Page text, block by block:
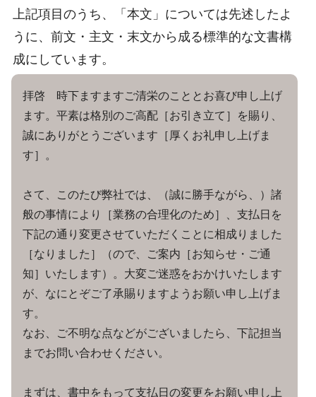
上記項目のうち、「本文」については先述したよ
うに、前文・主文・末文から成る標準的な文書構
成にしています。
拝啓 時下ますますご清栄のこととお喜び申し上げ
ます。平素は格別のご高配［お引き立て］を賜り、
誠にありがとうございます［厚くお礼申し上げま
す］。
さて、このたび弊社では、（誠に勝手ながら、）諸
般の事情により［業務の合理化のため］、支払日を
下記の通り変更させていただくことに相成りました
［なりました］（ので、ご案内［お知らせ・ご通
知］いたします）。大変ご迷惑をおかけいたします
が、なにとぞご了承賜りますようお願い申し上げま
す。
なお、ご不明な点などがございましたら、下記担当
までお問い合わせください。
まずは、書中をもって支払日の変更をお願い申し上